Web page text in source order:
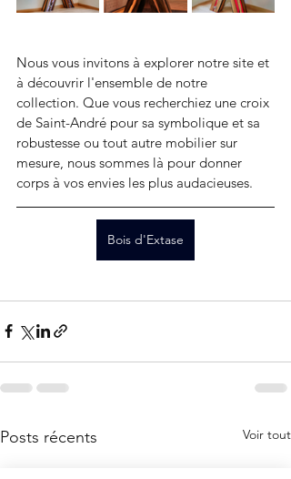
Nous vous invitons à explorer notre site et
à découvrir l'ensemble de notre
collection. Que vous recherchiez une croix
de Saint-André pour sa symbolique et sa
robustesse ou tout autre mobilier sur
mesure, nous sommes là pour donner
corps à vos envies les plus audacieuses.
Bois d'Extase
Posts récents Voir tout